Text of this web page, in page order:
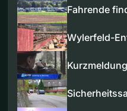
Fahrende
Wylerfeld-